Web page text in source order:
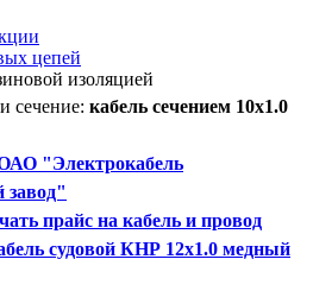
цепей
изоляцией
сечение: кабель сечением 10x1.0
"Электрокабель
завод"
прайс на кабель и провод
судовой КНР 12x1.0 медный